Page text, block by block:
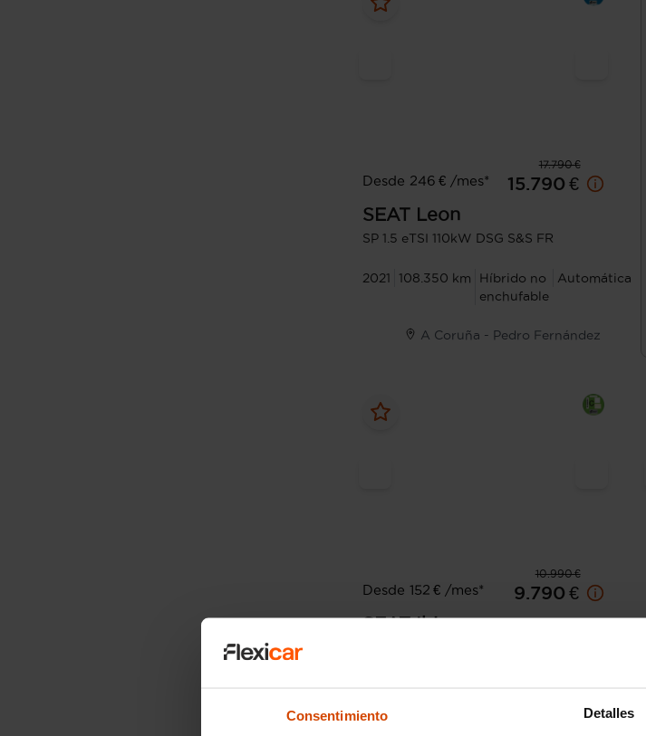
Consentimiento Detalles
17.790 €
Desde 246 € /mes*
15.790 €
SEAT Leon
SP 1.5 eTSI 110kW DSG S&S FR
2021 108.350 km
Híbrido no
enchufable
Automática
A Coruña - Pedro Fernández
10.990 €
Desde 152 € /mes*
9.790 €
SEAT Ibiza